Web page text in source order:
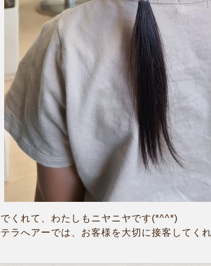
くれて、わたしもニヤニヤです(*^^*)
ラへアーでは、お客様を大切に接客してく